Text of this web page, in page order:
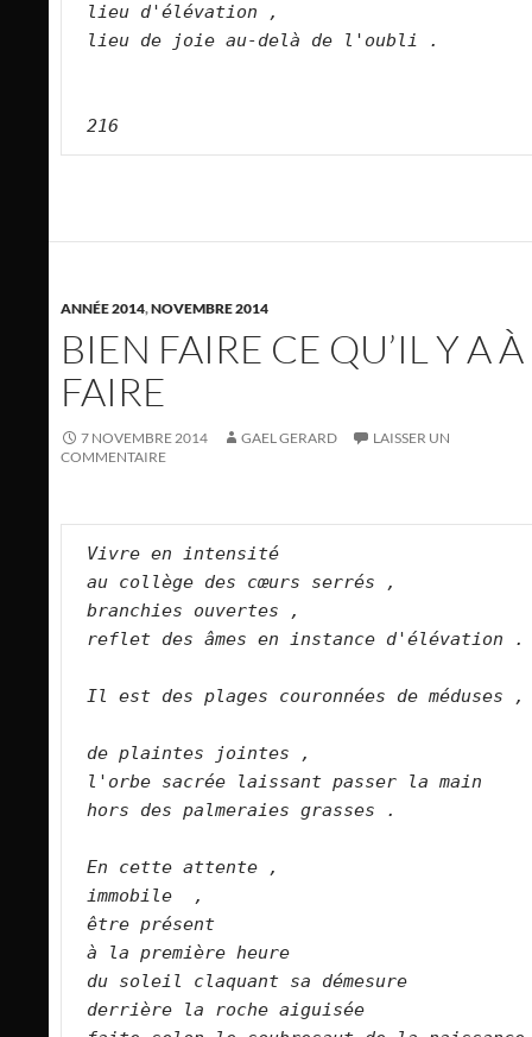
lieu d'élévation ,
lieu de joie au-delà de l'oubli .
216
ANNÉE 2014,NOVEMBRE 2014
BIEN FAIRE CE QU’IL Y A À
FAIRE
7 NOVEMBRE 2014 GAEL GERARD
LAISSER UN
COMMENTAIRE
Vivre en intensité
au collège des cœurs serrés ,
branchies ouvertes ,
reflet des âmes en instance
Il est des plages couronnées de méduses
de plaintes jointes ,
l'orbe sacrée laissant passer la main
hors des palmeraies grasses .
En cette attente ,
immobile  ,
être présent
à la première heure
du soleil claquant sa démesure
derrière la roche aiguisée